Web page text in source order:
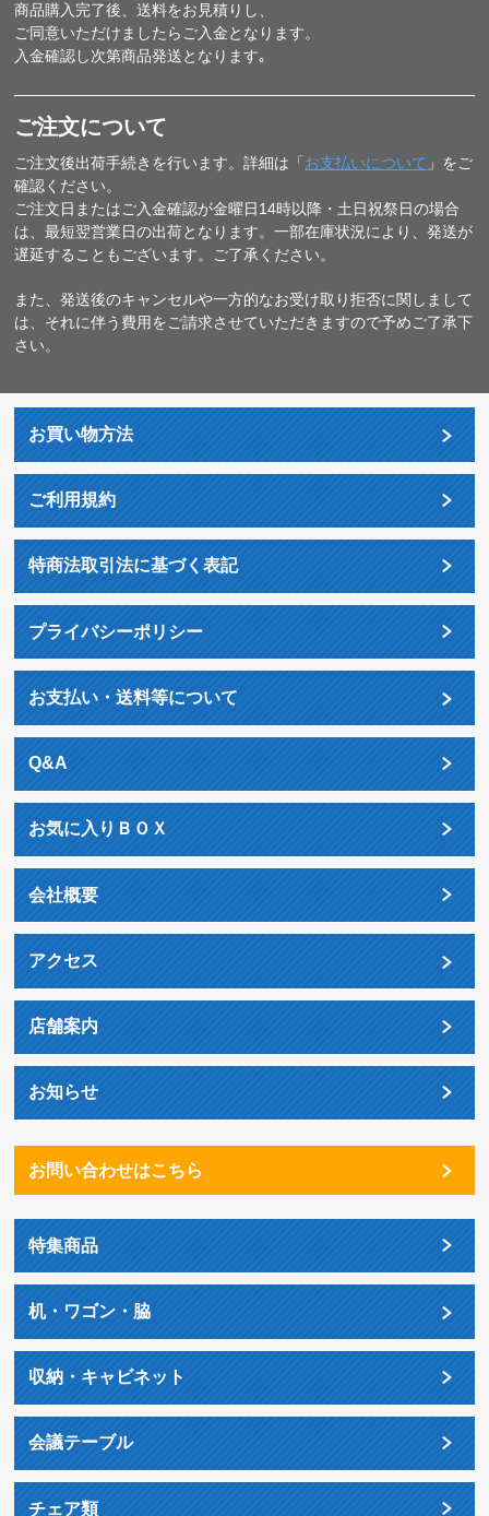
商品購入完了後、送料をお見積りし、
ご同意いただけましたらご入金となります。
入金確認し次第商品発送となります｡
ご注文について
ご注文後出荷手続きを行います。詳細は「 お支払いについて 」をご
確認ください。
ご注文日またはご入金確認が金曜日14時以降・土日祝祭日の場合
は、最短翌営業日の出荷となります。一部在庫状況により、発送が
遅延することもございます。ご了承ください。
また、発送後のキャンセルや一方的なお受け取り拒否に関しまして
は、それに伴う費用をご請求させていただきますので予めご了承下
さい。
お買い物方法
ご利用規約
特商法取引法に基づく表記
プライバシーポリシー
お支払い・送料等について
Q&A
お気に入りＢＯＸ
会社概要
アクセス
店舗案内
お知らせ
お問い合わせはこちら
特集商品
机・ワゴン・脇
収納・キャビネット
会議テーブル
チェア類